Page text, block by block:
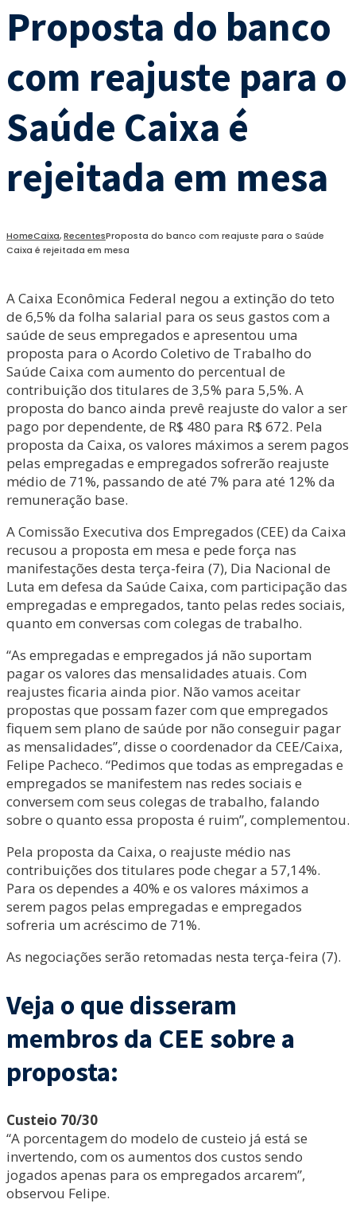
Proposta do banco
com reajuste para o
Saúde Caixa é
rejeitada em mesa
HomeCaixa,RecentesProposta do banco com reajuste para o Saúde
Caixa é rejeitada em mesa
A Caixa Econômica Federal negou a extinção do teto
de 6,5% da folha salarial para os seus gastos com a
saúde de seus empregados e apresentou uma
proposta para o Acordo Coletivo de Trabalho do
Saúde Caixa com aumento do percentual de
contribuição dos titulares de 3,5% para 5,5%. A
proposta do banco ainda prevê reajuste do valor a ser
pago por dependente, de R$ 480 para R$ 672. Pela
proposta da Caixa, os valores máximos a serem pagos
pelas empregadas e empregados sofrerão reajuste
médio de 71%, passando de até 7% para até 12% da
remuneração base.
A Comissão Executiva dos Empregados (CEE) da Caixa
recusou a proposta em mesa e pede força nas
manifestações desta terça-feira (7), Dia Nacional de
Luta em defesa da Saúde Caixa, com participação das
empregadas e empregados, tanto pelas redes sociais,
quanto em conversas com colegas de trabalho.
“As empregadas e empregados já não suportam
pagar os valores das mensalidades atuais. Com
reajustes ficaria ainda pior. Não vamos aceitar
propostas que possam fazer com que empregados
fiquem sem plano de saúde por não conseguir pagar
as mensalidades”, disse o coordenador da CEE/Caixa,
Felipe Pacheco. “Pedimos que todas as empregadas e
empregados se manifestem nas redes sociais e
conversem com seus colegas de trabalho, falando
sobre o quanto essa proposta é ruim”, complementou.
Pela proposta da Caixa, o reajuste médio nas
contribuições dos titulares pode chegar a 57,14%.
Para os dependes a 40% e os valores máximos a
serem pagos pelas empregadas e empregados
sofreria um acréscimo de 71%.
As negociações serão retomadas nesta terça-feira (7).
Veja o que disseram
membros da CEE sobre a
proposta:
Custeio 70/30
“A porcentagem do modelo de custeio já está se
invertendo, com os aumentos dos custos sendo
jogados apenas para os empregados arcarem”,
observou Felipe.